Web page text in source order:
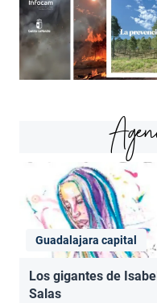
Guadalajara capital
Los gigantes de
Salas